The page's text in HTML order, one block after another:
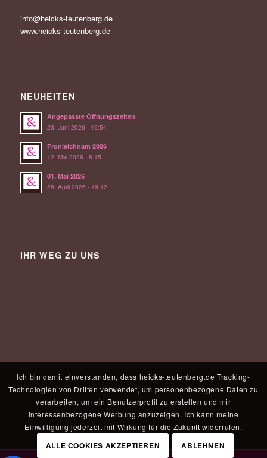
info@heicks-teutenberg.de
www.heicks-teutenberg.de
NEUHEITEN
Angepasste Öffnungszeiten
23. Juni 2026 - 16:54
Fronleichnam 2026
12. Mai 2026 - 8:15
01. Mai 2026
28. April 2026 - 19:12
IHR WEG ZU UNS
Ich bin damit einverstanden, dass heicks-teutenberg.de Tracking-
Technologien von Dritten verwendet, um personenbezogene Daten zu
verarbeiten, um ein Benutzerprofil zu erstellen und mir
interessenbezogene Werbung anzuzeigen. Ich kann meine
Einwilligung jederzeit mit Wirkung für die Zukunft widerrufen.
ALLE COOKIES AKZEPTIEREN ABLEHNEN